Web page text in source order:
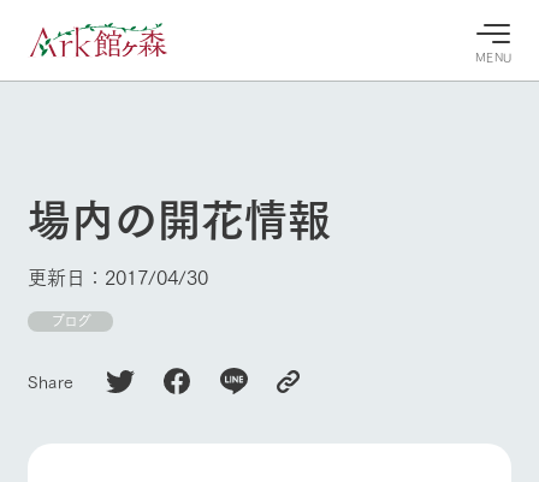
MENU
牧場へ行
よく見られている情報
今日の牧
本日の営業時間
や牧場の天気、
状況などを毎日
Ark館ヶ森で開
催しているイベ
情報やスケジュ
ビゲート
Ark館ヶ森について
牧場に行く
場内の開花情報
更新日：2017/04/30
ブログ
Share